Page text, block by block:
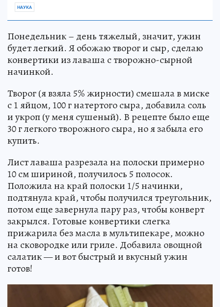
НАУКА
Понедельник – день тяжелый, значит, ужин
будет легкий. Я обожаю творог и сыр, сделаю
конвертики из лаваша с творожно-сырной
начинкой.
Творог (я взяла 5% жирности) смешала в миске
с 1 яйцом, 100 г натертого сыра, добавила соль
и укроп (у меня сушеный). В рецепте было еще
30 г легкого творожного сыра, но я забыла его
купить.
Лист лаваша разрезала на полоски примерно
10 см шириной, получилось 5 полосок.
Положила на край полоски 1/5 начинки,
подтянула край, чтобы получился треугольник,
потом еще завернула пару раз, чтобы конверт
закрылся. Готовые конвертики слегка
прижарила без масла в мультипекаре, можно
на сковородке или гриле. Добавила овощной
салатик — и вот быстрый и вкусный ужин
готов!